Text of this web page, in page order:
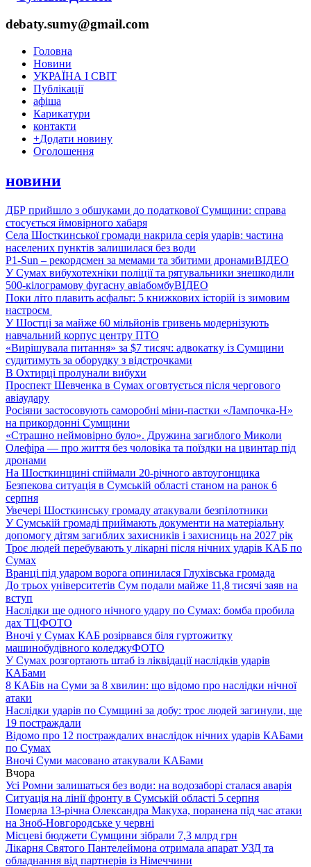
debaty.sumy@gmail.com
Головна
Новини
УКРАЇНА І СВІТ
Публікації
афіша
Карикатури
контакти
+Додати новину
Оголошення
новини
ДБР прийшло з обшуками до податкової Сумщини: справа
стосується ймовірного хабаря
Села Шосткинської громади накрила серія ударів: частина
населених пунктів залишилася без води
P1-Sun – рекордсмен за мемами та збитими дронамиВІДЕО
У Сумах вибухотехніки поліції та рятувальники знешкодили
500-кілограмову фугасну авіабомбуВІДЕО
Поки літо плавить асфальт: 5 книжкових історій із зимовим
настроєм
У Шостці за майже 60 мільйонів гривень модернізують
навчальний корпус центру ПТО
«Вирішувала питання» за $7 тисяч: адвокатку із Сумщини
судитимуть за оборудку з відстрочками
В Охтирці пролунали вибухи
Проспект Шевченка в Сумах оговтується після чергового
авіаудару
Росіяни застосовують саморобні міни-пастки «Лампочка-Н»
на прикордонні Сумщини
«Страшно неймовірно було». Дружина загиблого Миколи
Олефіра — про життя без чоловіка та поїздки на цвинтар під
дронами
На Шосткинщині спіймали 20-річного автоугонщика
Безпекова ситуація в Сумській області станом на ранок 6
серпня
Увечері Шосткинську громаду атакували безпілотники
У Сумській громаді приймають документи на матеріальну
допомогу дітям загиблих захисників і захисниць на 2027 рік
Троє людей перебувають у лікарні після нічних ударів КАБ по
Сумах
Вранці під ударом ворога опинилася Глухівська громада
До трьох університетів Сум подали майже 11,8 тисячі заяв на
вступ
Наслідки ще одного нічного удару по Сумах: бомба пробила
дах ТЦФОТО
Вночі у Сумах КАБ розірвався біля гуртожитку
машинобудівного коледжуФОТО
У Сумах розгортають штаб із ліквідації наслідків ударів
КАБами
8 КАБів на Суми за 8 хвилин: що відомо про наслідки нічної
атаки
Наслідки ударів по Сумщині за добу: троє людей загинули, ще
19 постраждали
Відомо про 12 постраждалих внаслідок нічних ударів КАБами
по Сумах
Вночі Суми масовано атакували КАБами
Вчора
Усі Ромни залишаться без води: на водозаборі сталася аварія
Ситуація на лінії фронту в Сумській області 5 серпня
Померла 13-річна Олександра Макуха, поранена під час атаки
на Зноб-Новгородське у червні
Місцеві бюджети Сумщини зібрали 7,3 млрд грн
Лікарня Святого Пантелеймона отримала апарат УЗД та
обладнання від партнерів із Німеччини